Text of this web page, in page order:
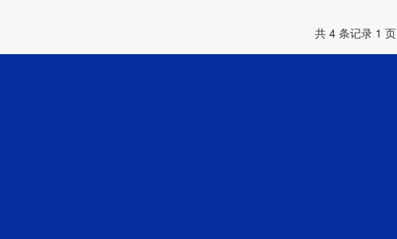
共 4 条记录 1 页